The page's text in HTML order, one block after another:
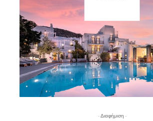
- Διαφήμιση -